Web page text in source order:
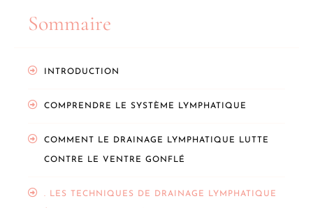
Sommaire
INTRODUCTION
COMPRENDRE LE SYSTÈME LYMPHATIQUE
COMMENT LE DRAINAGE LYMPHATIQUE LUTTE
CONTRE LE VENTRE GONFLÉ
. LES TECHNIQUES DE DRAINAGE LYMPHATIQUE